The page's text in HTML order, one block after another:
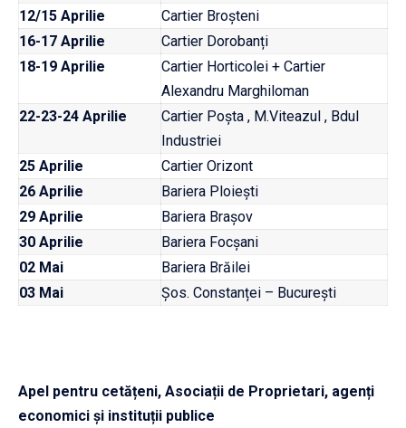
12/15 Aprilie
Cartier Broșteni
16-17 Aprilie
Cartier Dorobanți
18-19 Aprilie
Cartier Horticolei + Cartier
Alexandru Marghiloman
22-23-24 Aprilie
Cartier Poșta , M.Viteazul , Bdul
Industriei
25 Aprilie
Cartier Orizont
26 Aprilie
Bariera Ploiești
29 Aprilie
Bariera Brașov
30 Aprilie
Bariera Focșani
02 Mai
Bariera Brăilei
03 Mai
Șos. Constanței – București
Apel pentru cetățeni, Asociații de Proprietari, agenți
economici și instituții publice